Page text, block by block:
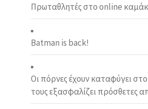
Πρωταθλητές στο online
Batman is back!
Οι πόρνες έχουν καταφύγει
τους εξασφαλίζει πρόσθετες